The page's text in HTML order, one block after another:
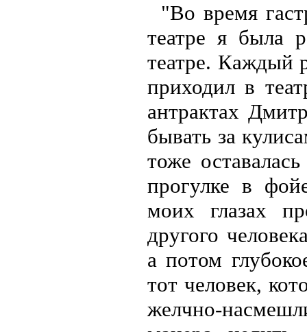
"Во время
театре я была
театре. Каждый
приходил в
антрактах
бывать за
тоже
прогулке в
моих глазах
другого
а потом
тот человек,
желчно-